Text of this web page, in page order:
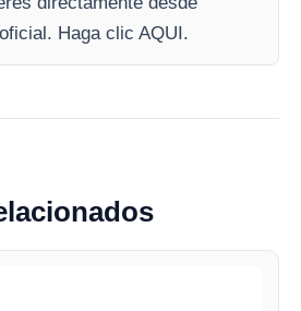
Haga clic AQUI.